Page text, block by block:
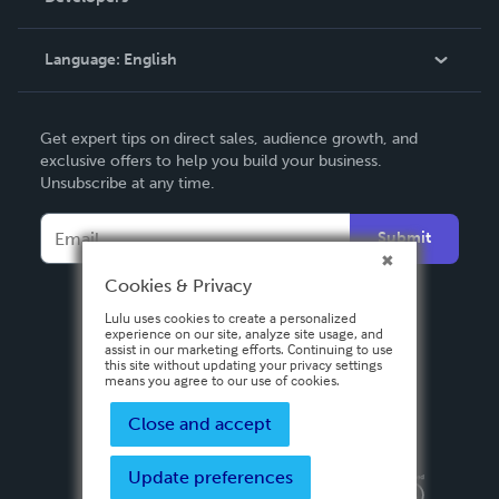
Knowledge Base
Contact Support
Language: English
Deutsch
Français
Español
Get expert tips on direct sales, audience growth, and
exclusive offers to help you build your business.
Unsubscribe at any time.
Submit
Privacy PolicyTerms & Conditions
Cookies & Privacy
Lulu uses cookies to create a personalized
experience on our site, analyze site usage, and
assist in our marketing efforts. Continuing to use
this site without updating your privacy settings
means you agree to our use of cookies.
Close and accept
Update preferences